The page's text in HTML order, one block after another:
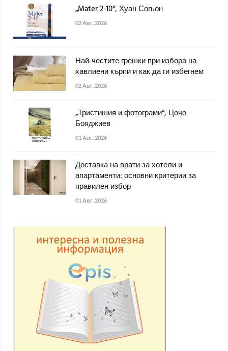
„Mater 2-10“, Хуан Согьон
02 Авг. 2026
Най-честите грешки при избора на
хавлиени кърпи и как да ги избегнем
02 Авг. 2026
„Тристишия и фотограми“, Цочо
Бояджиев
01 Авг. 2026
Доставка на врати за хотели и
апартаменти: основни критерии за
правилен избор
01 Авг. 2026